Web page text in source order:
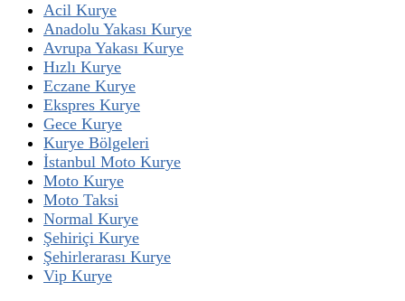
Acil Kurye
Anadolu Yakası Kurye
Avrupa Yakası Kurye
Hızlı Kurye
Eczane Kurye
Ekspres Kurye
Gece Kurye
Kurye Bölgeleri
İstanbul Moto Kurye
Moto Kurye
Moto Taksi
Normal Kurye
Şehiriçi Kurye
Şehirlerarası Kurye
Vip Kurye